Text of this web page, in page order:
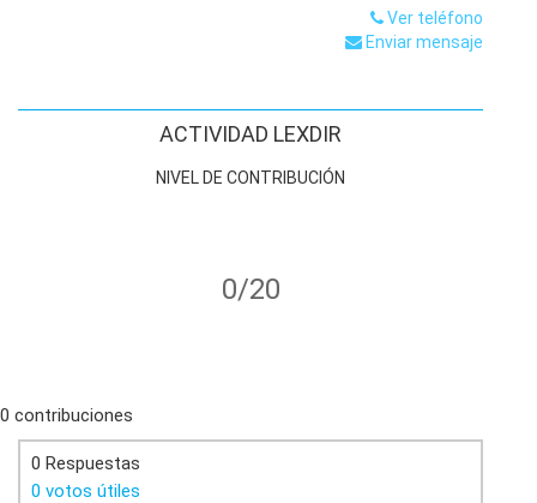
Ver teléfono
Enviar mensaje
ACTIVIDAD LEXDIR
NIVEL DE CONTRIBUCIÓN
0/20
0 contribuciones
0 Respuestas
0 votos útiles